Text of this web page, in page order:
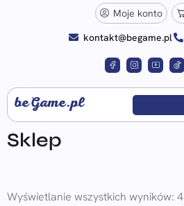
Moje konto
kontakt@begame.pl
beGame.pl
Sklep
Wyświetlanie wszystkich wyników: 4